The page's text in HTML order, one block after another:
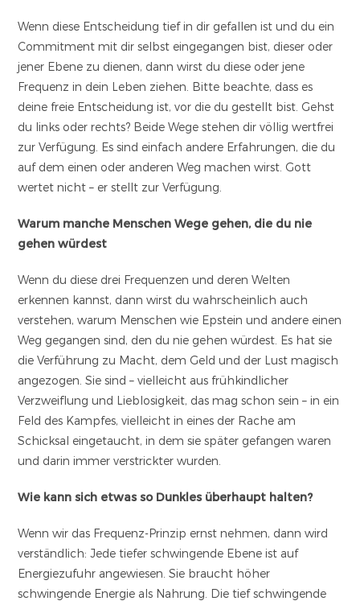
Wenn diese Entscheidung tief in dir gefallen ist und du ein
Commitment mit dir selbst eingegangen bist, dieser oder
jener Ebene zu dienen, dann wirst du diese oder jene
Frequenz in dein Leben ziehen. Bitte beachte, dass es
deine freie Entscheidung ist, vor die du gestellt bist. Gehst
du links oder rechts? Beide Wege stehen dir völlig wertfrei
zur Verfügung. Es sind einfach andere Erfahrungen, die du
auf dem einen oder anderen Weg machen wirst. Gott
wertet nicht – er stellt zur Verfügung.
Warum manche Menschen Wege gehen, die du nie
gehen würdest
Wenn du diese drei Frequenzen und deren Welten
erkennen kannst, dann wirst du wahrscheinlich auch
verstehen, warum Menschen wie Epstein und andere einen
Weg gegangen sind, den du nie gehen würdest. Es hat sie
die Verführung zu Macht, dem Geld und der Lust magisch
angezogen. Sie sind – vielleicht aus frühkindlicher
Verzweiflung und Lieblosigkeit, das mag schon sein – in ein
Feld des Kampfes, vielleicht in eines der Rache am
Schicksal eingetaucht, in dem sie später gefangen waren
und darin immer verstrickter wurden.
Wie kann sich etwas so Dunkles überhaupt halten?
Wenn wir das Frequenz-Prinzip ernst nehmen, dann wird
verständlich: Jede tiefer schwingende Ebene ist auf
Energiezufuhr angewiesen. Sie braucht höher
schwingende Energie als Nahrung. Die tief schwingende